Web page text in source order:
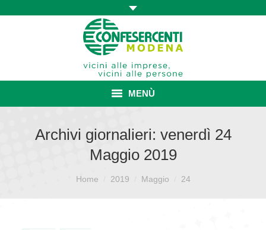
MENÙ
ASSOCIAZIONE
ISCRIZIONE E VANTAGGI
Archivi giornalieri: venerdì 24
Maggio 2019
Home 2019 Maggio 24